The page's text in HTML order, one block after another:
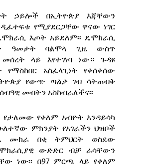
ኃይሎች በኢትዮጵያ እጃቸውን
የሚያደርጋቸው ዋናው ነገር
እጦት አይደለም፡፡ ዴሞክራሲ
ዓመታት ባልሞላ ጊዜ ውስጥ
ላይ እየተገነባ ነው። ጉዳዩ
አስፈላጊነት የቀሰቀሰው
የውጭ ጣልቃ ገብ ሳትጠብቅ
መብትን አስከብራለችና፡፡
የታለመው የቀለም አብዮት እንዳይሳካ
ምክንያት የአገራችን ህዝቦች
ሙከራ በቂ ትምህርት ወስደው
ውድድር ብቻ ራሳቸውን
ነው፡፡ በ97 ምርጫ ላይ የቀለም